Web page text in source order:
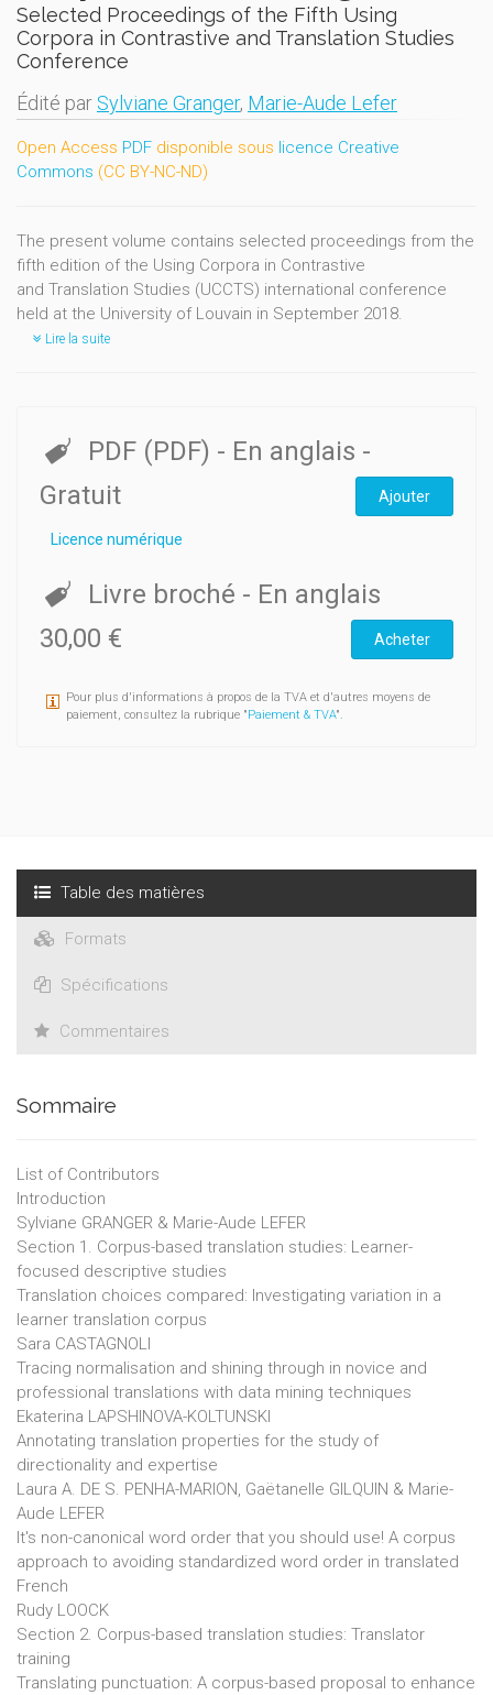
Selected Proceedings of the Fifth Using
Corpora in Contrastive and Translation Studies
Conference
Édité par Sylviane Granger, Marie-Aude Lefer
Open Access PDF disponible sous licence Creative
Commons (CC BY-NC-ND)
The present volume contains selected proceedings from the
fifth edition of the Using Corpora in Contrastive
and Translation Studies (UCCTS) international conference
held at the University of Louvain in September 2018.
Lire la suite
PDF (PDF) - En anglais -
Gratuit
Ajouter
Licence numérique
Livre broché - En anglais
30,00 €
Acheter
Pour plus d'informations à propos de la TVA et d'autres moyens de
paiement, consultez la rubrique "Paiement & TVA".
Table des matières
Formats
Spécifications
Commentaires
Sommaire
List of Contributors
Introduction
Sylviane GRANGER & Marie-Aude LEFER
Section 1. Corpus-based translation studies: Learner-
focused descriptive studies
Translation choices compared: Investigating variation in a
learner translation corpus
Sara CASTAGNOLI
Tracing normalisation and shining through in novice and
professional translations with data mining techniques
Ekaterina LAPSHINOVA-KOLTUNSKI
Annotating translation properties for the study of
directionality and expertise
Laura A. DE S. PENHA-MARION, Gaëtanelle GILQUIN & Marie-
Aude LEFER
It's non-canonical word order that you should use! A corpus
approach to avoiding standardized word order in translated
French
Rudy LOOCK
Section 2. Corpus-based translation studies: Translator
training
Translating punctuation: A corpus-based proposal to enhance